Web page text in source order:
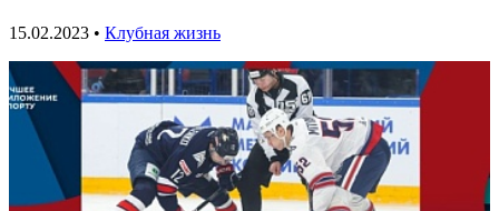
15.02.2023 • Клубная жизнь